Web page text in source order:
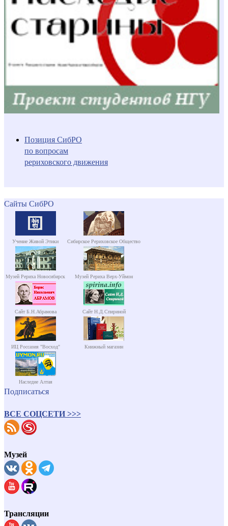
Позиция СибРО
по вопросам
рериховского движения
Сайты СибРО
Учение Живой Этики Сибирское Рериховское Общество
Музей Рериха Новосибирск Музей Рериха Верх-Уймон
Сайт Б.Н.Абрамова Сайт Н.Д.Спириной
ИЦ Россазия "Восход" Книжный магазин
Наследие Алтая
Подписаться
ВСЕ СОЦСЕТИ >>>
Музей
Трансляции